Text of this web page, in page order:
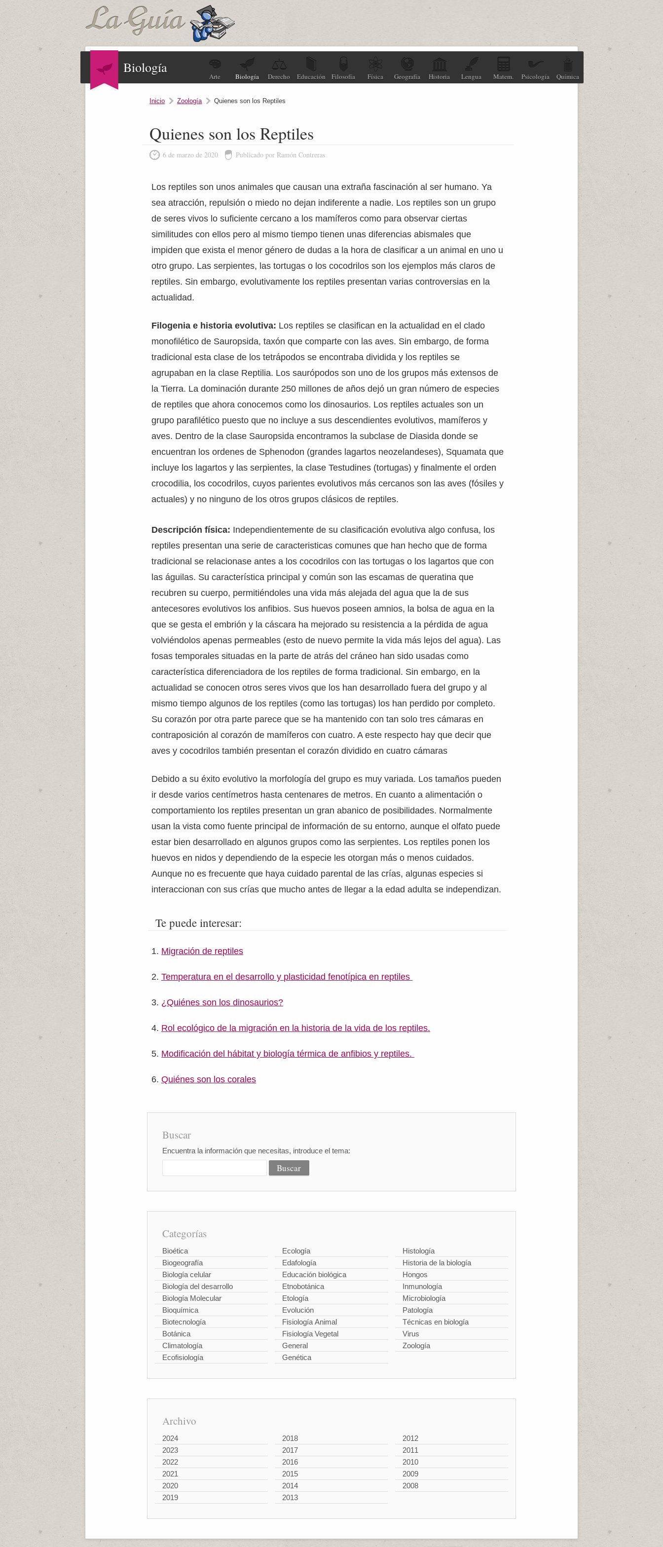
Biología
Arte Biología Derecho Educación Filosofía Física Geografía Historia Lengua Matem. Psicología Química
Inicio Zoología Quienes son los Reptiles
Quienes son los Reptiles
6 de marzo de 2020 Publicado por Ramón Contreras
Los reptiles son unos animales que causan una extraña fascinación al ser humano. Ya
sea atracción, repulsión o miedo no dejan indiferente a nadie. Los reptiles son un grupo
de seres vivos lo suficiente cercano a los mamíferos como para observar ciertas
similitudes con ellos pero al mismo tiempo tienen unas diferencias abismales que
impiden que exista el menor género de dudas a la hora de clasificar a un animal en uno u
otro grupo. Las serpientes, las tortugas o los cocodrilos son los ejemplos más claros de
reptiles. Sin embargo, evolutivamente los reptiles presentan varias controversias en la
actualidad.
Filogenia e historia evolutiva: Los reptiles se clasifican en la actualidad en el clado
monofilético de Sauropsida, taxón que comparte con las aves. Sin embargo, de forma
tradicional esta clase de los tetrápodos se encontraba dividida y los reptiles se
agrupaban en la clase Reptilia. Los saurópodos son uno de los grupos más extensos de
la Tierra. La dominación durante 250 millones de años dejó un gran número de especies
de reptiles que ahora conocemos como los dinosaurios. Los reptiles actuales son un
grupo parafilético puesto que no incluye a sus descendientes evolutivos, mamíferos y
aves. Dentro de la clase Sauropsida encontramos la subclase de Diasida donde se
encuentran los ordenes de Sphenodon (grandes lagartos neozelandeses), Squamata que
incluye los lagartos y las serpientes, la clase Testudines (tortugas) y finalmente el orden
crocodilia, los cocodrilos, cuyos parientes evolutivos más cercanos son las aves (fósiles y
actuales) y no ninguno de los otros grupos clásicos de reptiles.
Descripción física: Independientemente de su clasificación evolutiva algo confusa, los
reptiles presentan una serie de caracteristicas comunes que han hecho que de forma
tradicional se relacionase antes a los cocodrilos con las tortugas o los lagartos que con
las águilas. Su característica principal y común son las escamas de queratina que
recubren su cuerpo, permitiéndoles una vida más alejada del agua que la de sus
antecesores evolutivos los anfibios. Sus huevos poseen amnios, la bolsa de agua en la
que se gesta el embrión y la cáscara ha mejorado su resistencia a la pérdida de agua
volviéndolos apenas permeables (esto de nuevo permite la vida más lejos del agua). Las
fosas temporales situadas en la parte de atrás del cráneo han sido usadas como
característica diferenciadora de los reptiles de forma tradicional. Sin embargo, en la
actualidad se conocen otros seres vivos que los han desarrollado fuera del grupo y al
mismo tiempo algunos de los reptiles (como las tortugas) los han perdido por completo.
Su corazón por otra parte parece que se ha mantenido con tan solo tres cámaras en
contraposición al corazón de mamíferos con cuatro. A este respecto hay que decir que
aves y cocodrilos también presentan el corazón dividido en cuatro cámaras
Debido a su éxito evolutivo la morfología del grupo es muy variada. Los tamaños pueden
ir desde varios centímetros hasta centenares de metros. En cuanto a alimentación o
comportamiento los reptiles presentan un gran abanico de posibilidades. Normalmente
usan la vista como fuente principal de información de su entorno, aunque el olfato puede
estar bien desarrollado en algunos grupos como las serpientes. Los reptiles ponen los
huevos en nidos y dependiendo de la especie les otorgan más o menos cuidados.
Aunque no es frecuente que haya cuidado parental de las crías, algunas especies si
interaccionan con sus crías que mucho antes de llegar a la edad adulta se independizan.
Te puede interesar:
Migración de reptiles
Temperatura en el desarrollo y plasticidad fenotípica en reptiles
¿Quiénes son los dinosaurios?
Rol ecológico de la migración en la historia de la vida de los reptiles.
Modificación del hábitat y biología térmica de anfibios y reptiles.
Quiénes son los corales
Buscar
Encuentra la información que necesitas, introduce el tema:
Categorías
Bioética
Biogeografía
Biología celular
Biología del desarrollo
Biología Molecular
Bioquímica
Biotecnología
Botánica
Climatología
Ecofisiología
Ecología
Edafología
Educación biológica
Etnobotánica
Etología
Evolución
Fisiología Animal
Fisiología Vegetal
General
Genética
Histología
Historia de la biología
Hongos
Inmunología
Microbiología
Patología
Técnicas en biología
Virus
Zoología
Archivo
2024
2023
2022
2021
2020
2019
2018
2017
2016
2015
2014
2013
2012
2011
2010
2009
2008